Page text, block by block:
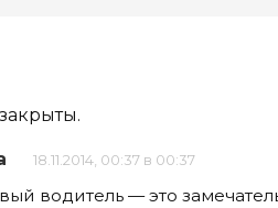
18.11.2014, 00:37 в 00:37
водитель — это